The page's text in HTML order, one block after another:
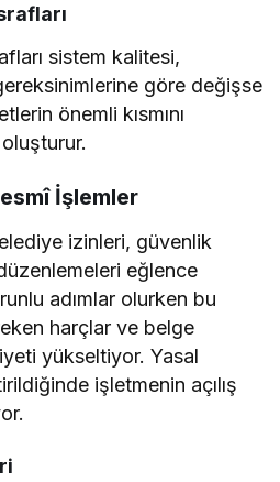
sistem kalitesi,
göre değişse
önemli kısmını
İşlemler
izinleri, güvenlik
eğlence
adımlar olurken bu
harçlar ve belge
yükseltiyor. Yasal
işletmenin açılış